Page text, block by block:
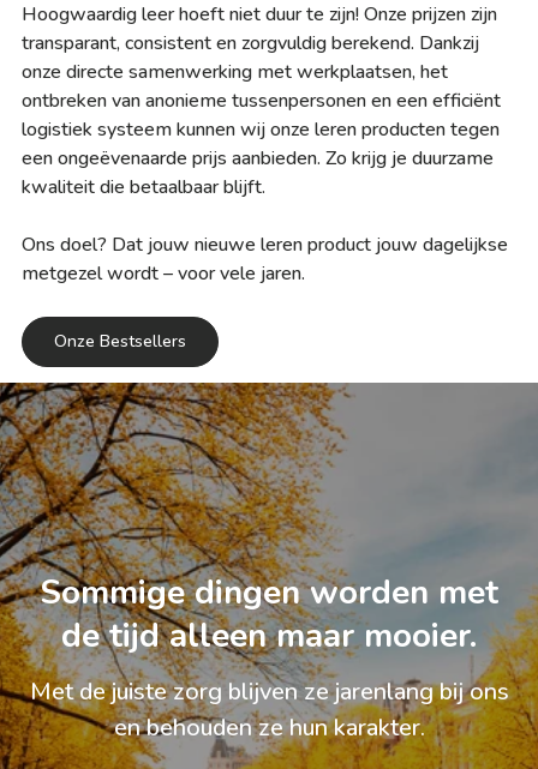
Hoogwaardig leer hoeft niet duur te zijn! Onze prijzen zijn
transparant, consistent en zorgvuldig berekend. Dankzij
onze directe samenwerking met werkplaatsen, het
ontbreken van anonieme tussenpersonen en een efficiënt
logistiek systeem kunnen wij onze leren producten tegen
een ongeëvenaarde prijs aanbieden. Zo krijg je duurzame
kwaliteit die betaalbaar blijft.
Ons doel? Dat jouw nieuwe leren product jouw dagelijkse
metgezel wordt – voor vele jaren.
Onze Bestsellers
Sommige dingen worden met
de tijd alleen maar mooier.
Met de juiste zorg blijven ze jarenlang bij ons
en behouden ze hun karakter.